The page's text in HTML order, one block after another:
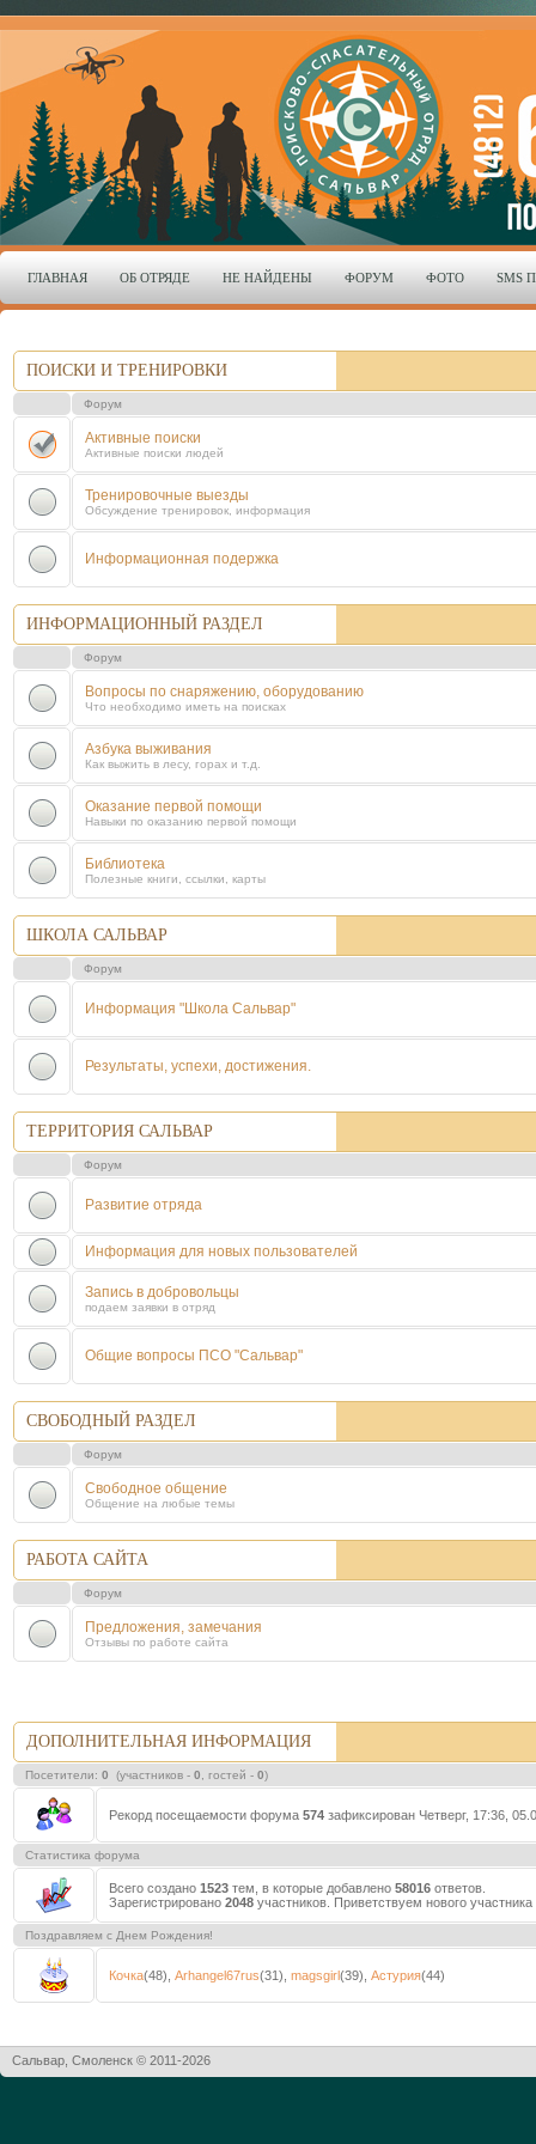
ГЛАВНАЯ ОБ ОТРЯДЕ НЕ НАЙДЕНЫ ФОРУМ ФОТО SMS
ПОИСКИ И ТРЕНИРОВКИ
Форум
Активные поиски
Активные поиски людей
Тренировочные выезды
Обсуждение тренировок, информация
Информационная подержка
ИНФОРМАЦИОННЫЙ РАЗДЕЛ
Форум
Вопросы по снаряжению, оборудованию
Что необходимо иметь на поисках
Азбука выживания
Как выжить в лесу, горах и т.д.
Оказание первой помощи
Навыки по оказанию первой помощи
Библиотека
Полезные книги, ссылки, карты
ШКОЛА САЛЬВАР
Форум
Информация "Школа Сальвар"
Результаты, успехи, достижения.
ТЕРРИТОРИЯ САЛЬВАР
Форум
Развитие отряда
Информация для новых пользователей
Запись в добровольцы
подаем заявки в отряд
Общие вопросы ПСО "Сальвар"
СВОБОДНЫЙ РАЗДЕЛ
Форум
Свободное общение
Общение на любые темы
РАБОТА САЙТА
Форум
Предложения, замечания
Отзывы по работе сайта
ДОПОЛНИТЕЛЬНАЯ ИНФОРМАЦИЯ
Посетители: 0 (участников - 0 , гостей - 0)
Рекорд посещаемости форума 574 зафиксирован Четверг, 17:36,
Статистика форума
Всего создано 1523 тем, в которые добавлено 58016 ответов.
Зарегистрировано 2048 участников. Приветствуем нового участника
Поздравляем с Днем Рождения!
Кочка(48) Arhangel67rus(31) magsgirl(39) Астурия(44)
Сальвар, Смоленск © 2011-2026